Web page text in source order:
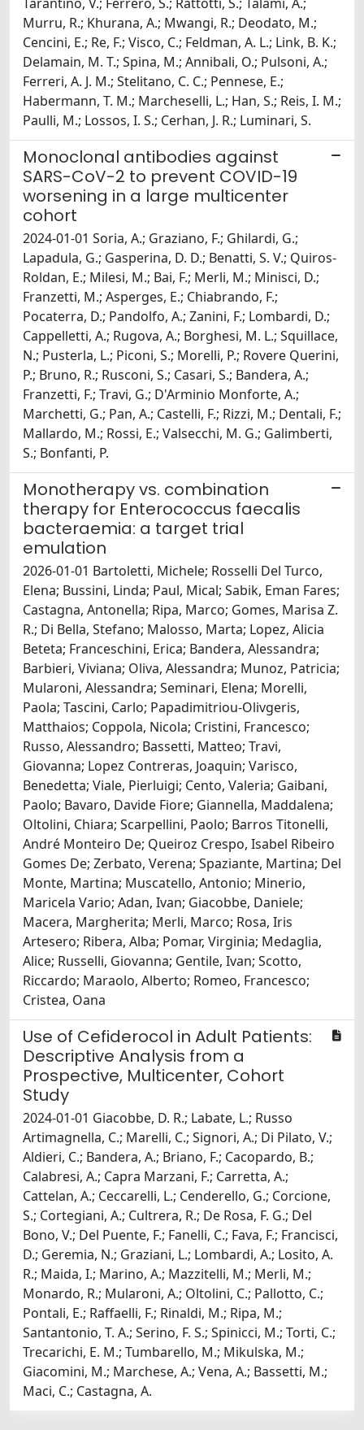
Murru, R.; Khurana, A.; Mwangi, R.; Deodato, M.;
Cencini, E.; Re, F.; Visco, C.; Feldman, A. L.; Link, B. K.;
Delamain, M. T.; Spina, M.; Annibali, O.; Pulsoni, A.;
Ferreri, A. J. M.; Stelitano, C. C.; Pennese, E.;
Habermann, T. M.; Marcheselli, L.; Han, S.; Reis, I. M.;
Paulli, M.; Lossos, I. S.; Cerhan, J. R.; Luminari, S.
Monoclonal antibodies against
SARS-CoV-2 to prevent COVID-19
worsening in a large multicenter
cohort
2024-01-01 Soria, A.; Graziano, F.; Ghilardi, G.;
Lapadula, G.; Gasperina, D. D.; Benatti, S. V.; Quiros-
Roldan, E.; Milesi, M.; Bai, F.; Merli, M.; Minisci, D.;
Franzetti, M.; Asperges, E.; Chiabrando, F.;
Pocaterra, D.; Pandolfo, A.; Zanini, F.; Lombardi, D.;
Cappelletti, A.; Rugova, A.; Borghesi, M. L.; Squillace,
N.; Pusterla, L.; Piconi, S.; Morelli, P.; Rovere Querini,
P.; Bruno, R.; Rusconi, S.; Casari, S.; Bandera, A.;
Franzetti, F.; Travi, G.; D'Arminio Monforte, A.;
Marchetti, G.; Pan, A.; Castelli, F.; Rizzi, M.; Dentali, F.;
Mallardo, M.; Rossi, E.; Valsecchi, M. G.; Galimberti,
S.; Bonfanti, P.
Monotherapy vs. combination
therapy for Enterococcus faecalis
bacteraemia: a target trial
emulation
2026-01-01 Bartoletti, Michele; Rosselli Del Turco,
Elena; Bussini, Linda; Paul, Mical; Sabik, Eman Fares;
Castagna, Antonella; Ripa, Marco; Gomes, Marisa Z.
R.; Di Bella, Stefano; Malosso, Marta; Lopez, Alicia
Beteta; Franceschini, Erica; Bandera, Alessandra;
Barbieri, Viviana; Oliva, Alessandra; Munoz, Patricia;
Mularoni, Alessandra; Seminari, Elena; Morelli,
Paola; Tascini, Carlo; Papadimitriou-Olivgeris,
Matthaios; Coppola, Nicola; Cristini, Francesco;
Russo, Alessandro; Bassetti, Matteo; Travi,
Giovanna; Lopez Contreras, Joaquin; Varisco,
Benedetta; Viale, Pierluigi; Cento, Valeria; Gaibani,
Paolo; Bavaro, Davide Fiore; Giannella, Maddalena;
Oltolini, Chiara; Scarpellini, Paolo; Barros Titonelli,
André Monteiro De; Queiroz Crespo, Isabel Ribeiro
Gomes De; Zerbato, Verena; Spaziante, Martina; Del
Monte, Martina; Muscatello, Antonio; Minerio,
Maricela Vario; Adan, Ivan; Giacobbe, Daniele;
Macera, Margherita; Merli, Marco; Rosa, Iris
Artesero; Ribera, Alba; Pomar, Virginia; Medaglia,
Alice; Russelli, Giovanna; Gentile, Ivan; Scotto,
Riccardo; Maraolo, Alberto; Romeo, Francesco;
Cristea, Oana
Use of Cefiderocol in Adult Patients:
Descriptive Analysis from a
Prospective, Multicenter, Cohort
Study
2024-01-01 Giacobbe, D. R.; Labate, L.; Russo
Artimagnella, C.; Marelli, C.; Signori, A.; Di Pilato, V.;
Aldieri, C.; Bandera, A.; Briano, F.; Cacopardo, B.;
Calabresi, A.; Capra Marzani, F.; Carretta, A.;
Cattelan, A.; Ceccarelli, L.; Cenderello, G.; Corcione,
S.; Cortegiani, A.; Cultrera, R.; De Rosa, F. G.; Del
Bono, V.; Del Puente, F.; Fanelli, C.; Fava, F.; Francisci,
D.; Geremia, N.; Graziani, L.; Lombardi, A.; Losito, A.
R.; Maida, I.; Marino, A.; Mazzitelli, M.; Merli, M.;
Monardo, R.; Mularoni, A.; Oltolini, C.; Pallotto, C.;
Pontali, E.; Raffaelli, F.; Rinaldi, M.; Ripa, M.;
Santantonio, T. A.; Serino, F. S.; Spinicci, M.; Torti, C.;
Trecarichi, E. M.; Tumbarello, M.; Mikulska, M.;
Giacomini, M.; Marchese, A.; Vena, A.; Bassetti, M.;
Maci, C.; Castagna, A.